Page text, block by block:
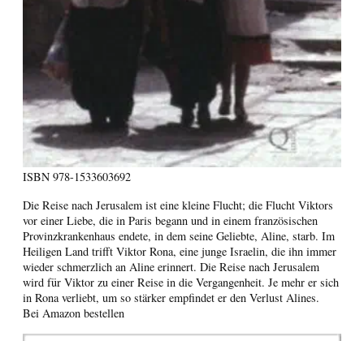
ISBN 978-1533603692
Die Reise nach Jerusalem ist eine kleine Flucht; die Flucht Viktors
vor einer Liebe, die in Paris begann und in einem französischen
Provinzkrankenhaus endete, in dem seine Geliebte, Aline, starb. Im
Heiligen Land trifft Viktor Rona, eine junge Israelin, die ihn immer
wieder schmerzlich an Aline erinnert. Die Reise nach Jerusalem
wird für Viktor zu einer Reise in die Vergangenheit. Je mehr er sich
in Rona verliebt, um so stärker empfindet er den Verlust Alines.
Bei Amazon bestellen